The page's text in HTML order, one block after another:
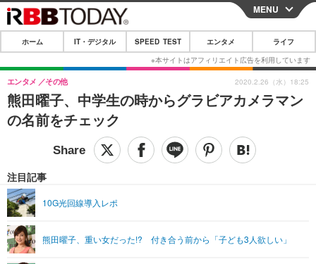
CLOSE
ホーム
IT・デジタル
IT・デジタルTOP スマートフォン
ショッピング その他
SPEED TEST
エンタメTOP 映画・ドラマ
グラビア ブログ
ライフTOP
リリース一覧
プッシュ通知の停止方法
MENU
ホーム IT・デジタル SPEED TEST エンタメ ライフ
熊田曜子、中学生の時からグラビアカメラマン
の名前をチェック
エンタメ その他
注目記事
10G光回線導入レポ
熊田曜子、重い女だった!? 付き合う前から「子ども3人欲しい」
2020.2.26（水）18:25